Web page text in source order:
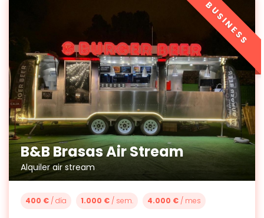
B&B Brasas Air Stream
Alquiler air stream
400 € / día 1.000 € / sem. 4.000 € / mes
BUSINESS